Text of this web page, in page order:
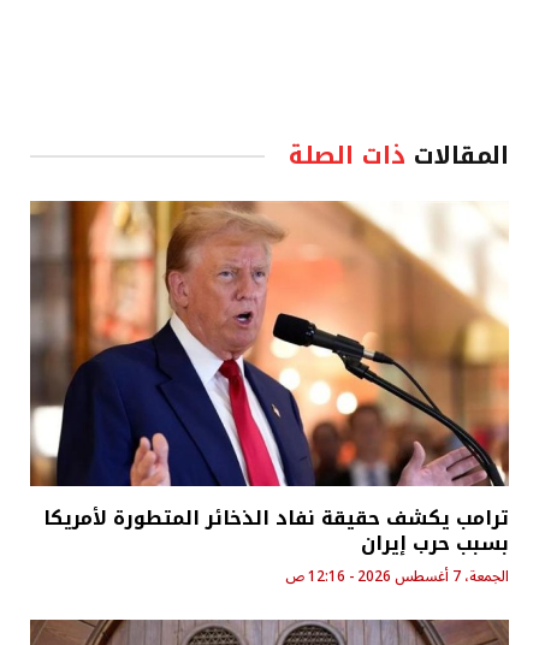
المقالات ذات الصلة
ترامب يكشف حقيقة نفاد الذخائر المتطورة لأمريكا
بسبب حرب إيران
الجمعة، 7 أغسطس 2026 - 12:16 ص